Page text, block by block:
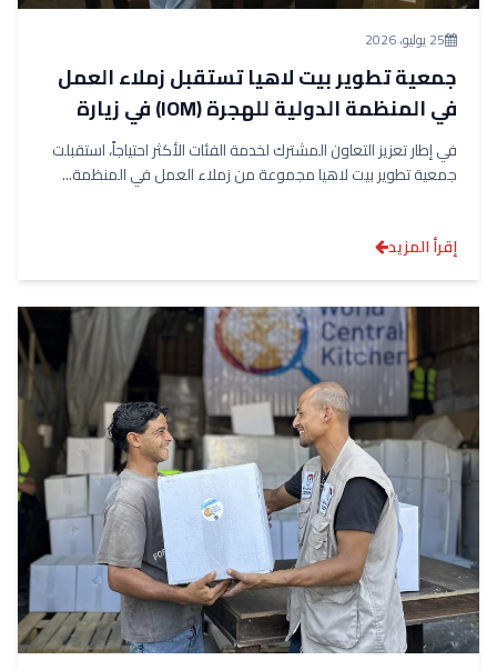
25 يوليو، 2026
جمعية تطوير بيت لاهيا تستقبل زملاء العمل
في المنظمة الدولية للهجرة (IOM) في زيارة
ميدانية لمراقبة عمليات التوزيع
في إطار تعزيز التعاون المشترك لخدمة الفئات الأكثر احتياجاً، استقبلت
جمعية تطوير بيت لاهيا مجموعة من زملاء العمل في المنظمة...
إقرأ المزيد